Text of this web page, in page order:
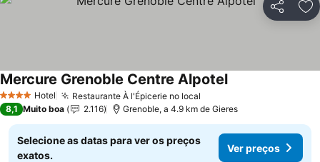
Partilhar
4 EstrelasHotel Restaurante À l'Épicerie no local
Mercure Grenoble Centre Alpotel
8,1 Muito boa 2.116 Grenoble, a 4.9 km de Gieres
Selecione as datas para ver os preços
exatos.
Ver preços